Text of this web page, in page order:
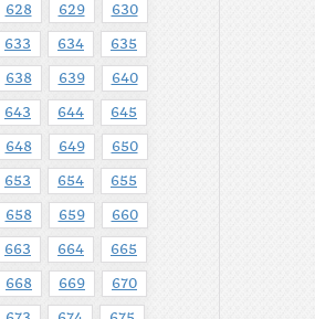
628 629 630
633 634 635
638 639 640
643 644 645
648 649 650
653 654 655
658 659 660
663 664 665
668 669 670